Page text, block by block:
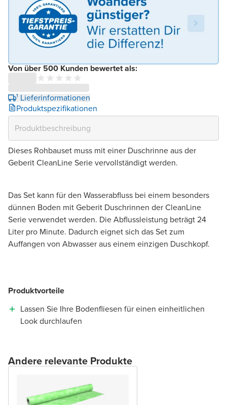
Von über 500 Kunden bewertet als:
¹ Lieferinformationen
Produktspezifikationen
Dieses Rohbauset muss mit einer Duschrinne aus der
Geberit CleanLine Serie vervollständigt werden.
Das Set kann für den Wasserabfluss bei einem besonders
dünnen Boden mit Geberit Duschrinnen der CleanLine
Serie verwendet werden. Die Abflussleistung beträgt 24
Liter pro Minute. Dadurch eignet sich das Set zum
Auffangen von Abwasser aus einem einzigen Duschkopf.
Produktvorteile
Lassen Sie Ihre Bodenfliesen für einen einheitlichen
Look durchlaufen
Andere relevante Produkte